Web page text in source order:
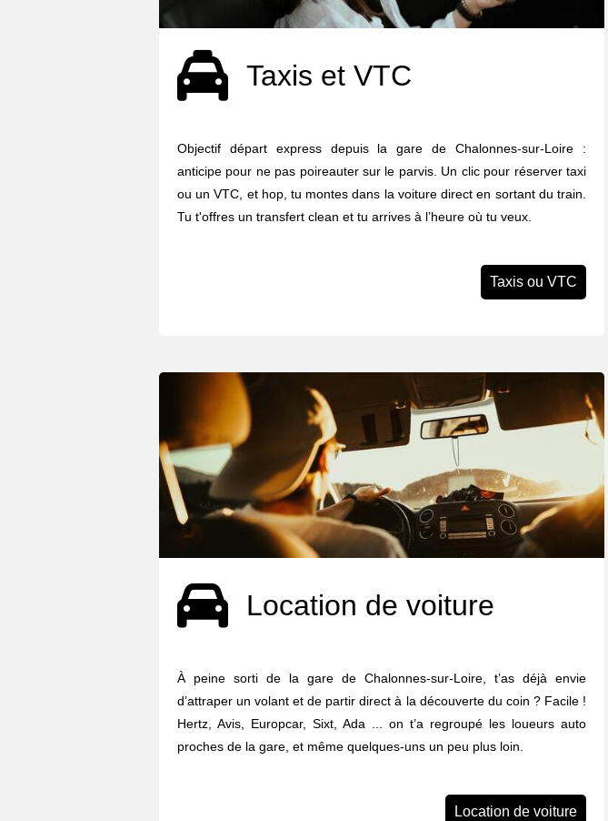
Taxis et VTC
Objectif départ express depuis la gare de Chalonnes-sur-Loire :
anticipe pour ne pas poireauter sur le parvis. Un clic pour réserver taxi
ou un VTC, et hop, tu montes dans la voiture direct en sortant du train.
Tu t'offres un transfert clean et tu arrives à l’heure où tu veux.
Taxis ou VTC
Location de voiture
À peine sorti de la gare de Chalonnes-sur-Loire, t’as déjà envie
d’attraper un volant et de partir direct à la découverte du coin ? Facile !
Hertz, Avis, Europcar, Sixt, Ada ... on t’a regroupé les loueurs auto
proches de la gare, et même quelques-uns un peu plus loin.
Location de voiture